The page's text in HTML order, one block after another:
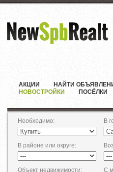
АКЦИИ НАЙТИ
НОВОСТРОЙКИ
ПОСЁЛКИ
Необходимо: В
В районе или округе:
Объект недвижимости: С